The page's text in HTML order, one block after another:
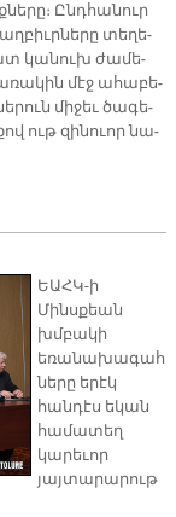
Ընդ­հա­նուր
տե­ղե­
կա­նուխ ժա­մե­
մէջ ա­հա­բե­
մի­ջեւ ծա­գե­
ութ զի­նուոր նա­
ԵԱՀԿ-ի
Մինսքեան
խմբակի
եռանախագահ
ները երէկ
հանդէս եկան
համատեղ
կարեւոր
յայտարարութ